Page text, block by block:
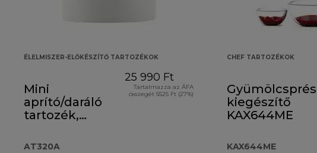
ÉLELMISZER-ELŐKÉSZÍTŐ TARTOZÉKOK
Mini
aprító/daráló
tartozék,
AT320A
25 990 Ft
Tartalmazza az ÁFA
összegét 5525 Ft (27%)
CHEF TARTOZÉKOK
Gyümölcsprés
kiegészítő
KAX644ME
KAX644ME